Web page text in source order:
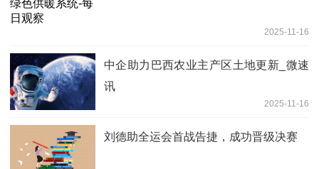
2025-11-16
中企助力巴西农业主产区土地更新_微速
讯
2025-11-16
刘德助全运会首战告捷，成功晋级决赛